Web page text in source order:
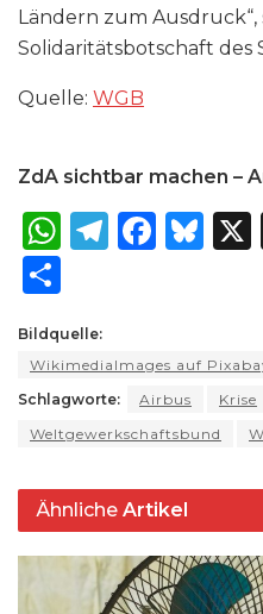
Ländern zum Ausdruck“,
Solidaritätsbotschaft des
Quelle: WGB
ZdA sichtbar machen –
W
ts
A
p
T
ra
m
F
b
o
k
B
k
y
ar
e
Bildquelle:
WikimediaImages auf
Schlagworte:
Airbus Krise
Weltgewerkschaftsbund
Ähnliche Artikel